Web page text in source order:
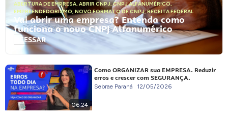
ABERTURA DE EMPRESA, ABRIR CNPJ,CNPJ ALFANUMÉRICO,
EMPREENDEDORISMO, NOVO FORMATO DE CNPJ,RECEITA FEDERAL
Vai abrir uma empresa? Entenda como
funciona o novo CNPJ Alfanumérico
ACESSAR
06:24
Como ORGANIZAR sua EMPRESA. Reduzir
erros e crescer com SEGURANÇA.
Sebrae Paraná 12/05/2026